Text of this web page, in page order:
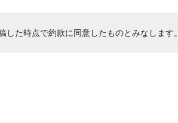
した時点で約款に同意したものとみなします。